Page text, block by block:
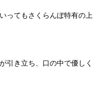
ってもさくらんぼ特有の上
引き立ち、口の中で優しく